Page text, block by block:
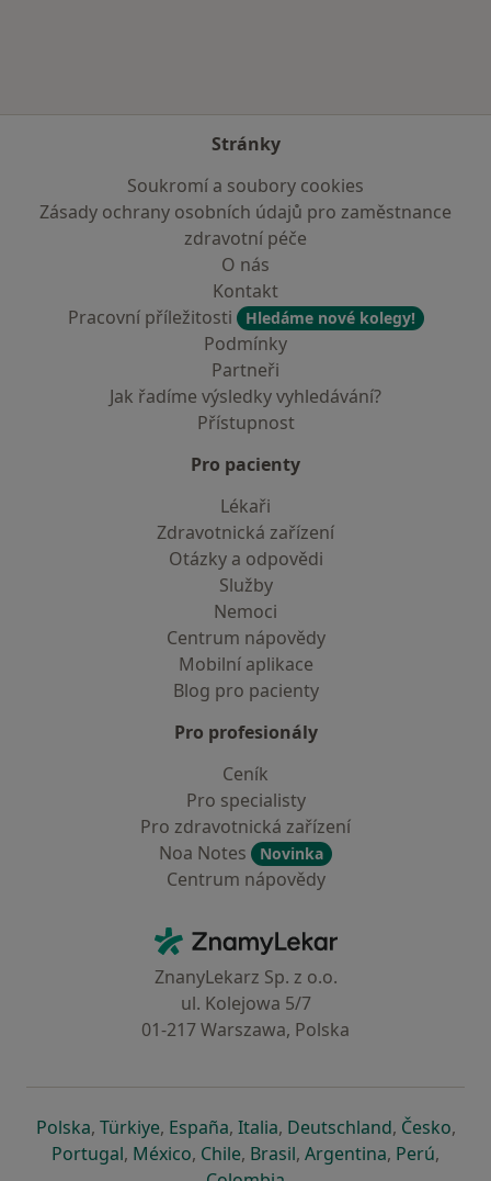
Stránky
Soukromí a soubory cookies
Zásady ochrany osobních údajů pro zaměstnance
zdravotní péče
O nás
Kontakt
Pracovní příležitosti
Hledáme nové kolegy!
Podmínky
Partneři
Jak řadíme výsledky vyhledávání?
Přístupnost
Pro pacienty
Lékaři
Zdravotnická zařízení
Otázky a odpovědi
Služby
Nemoci
Centrum nápovědy
Mobilní aplikace
Blog pro pacienty
Pro profesionály
Ceník
Pro specialisty
Pro zdravotnická zařízení
Noa Notes
Novinka
Centrum nápovědy
ZnamyLekar - Hlavní stránka
ZnanyLekarz Sp. z o.o.
ul. Kolejowa 5/7
01-217 Warszawa, Polska
Polskase otevře v nové záložce
, Türkiyese otevře v nové záložce
, Españase otevře v nové záložce
, Italiase otevře v nové záložce
, Deutschlandse otevře v
, Českose
,
Portugalse otevře v nové záložce
, Méxicose otevře v nové záložce
, Chilese otevře v nové záložce
, Brasilse otevře v nové
, Argentinase otevře v
, Perúse
,